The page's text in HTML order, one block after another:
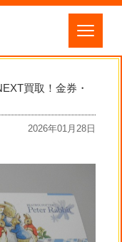
買取！金券・
2026年01月28日